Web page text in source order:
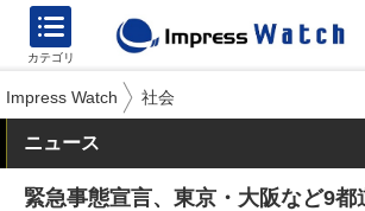
カテゴリ
Impress Watch 社会
ニュース
緊急事態宣言、東京・大阪など9都